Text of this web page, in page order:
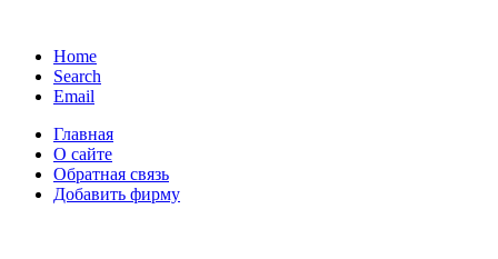
Home
Search
Email
Главная
О сайте
Обратная связь
Добавить фирму